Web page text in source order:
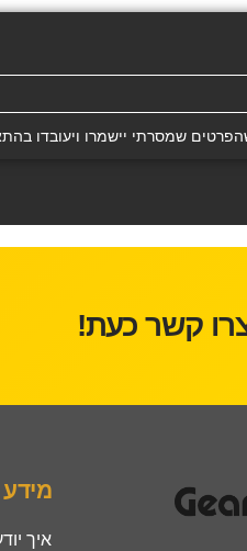
שמסרתי יישמרו ויעובדו בהתאם לחוק הגנת
קשר כעת!
איך